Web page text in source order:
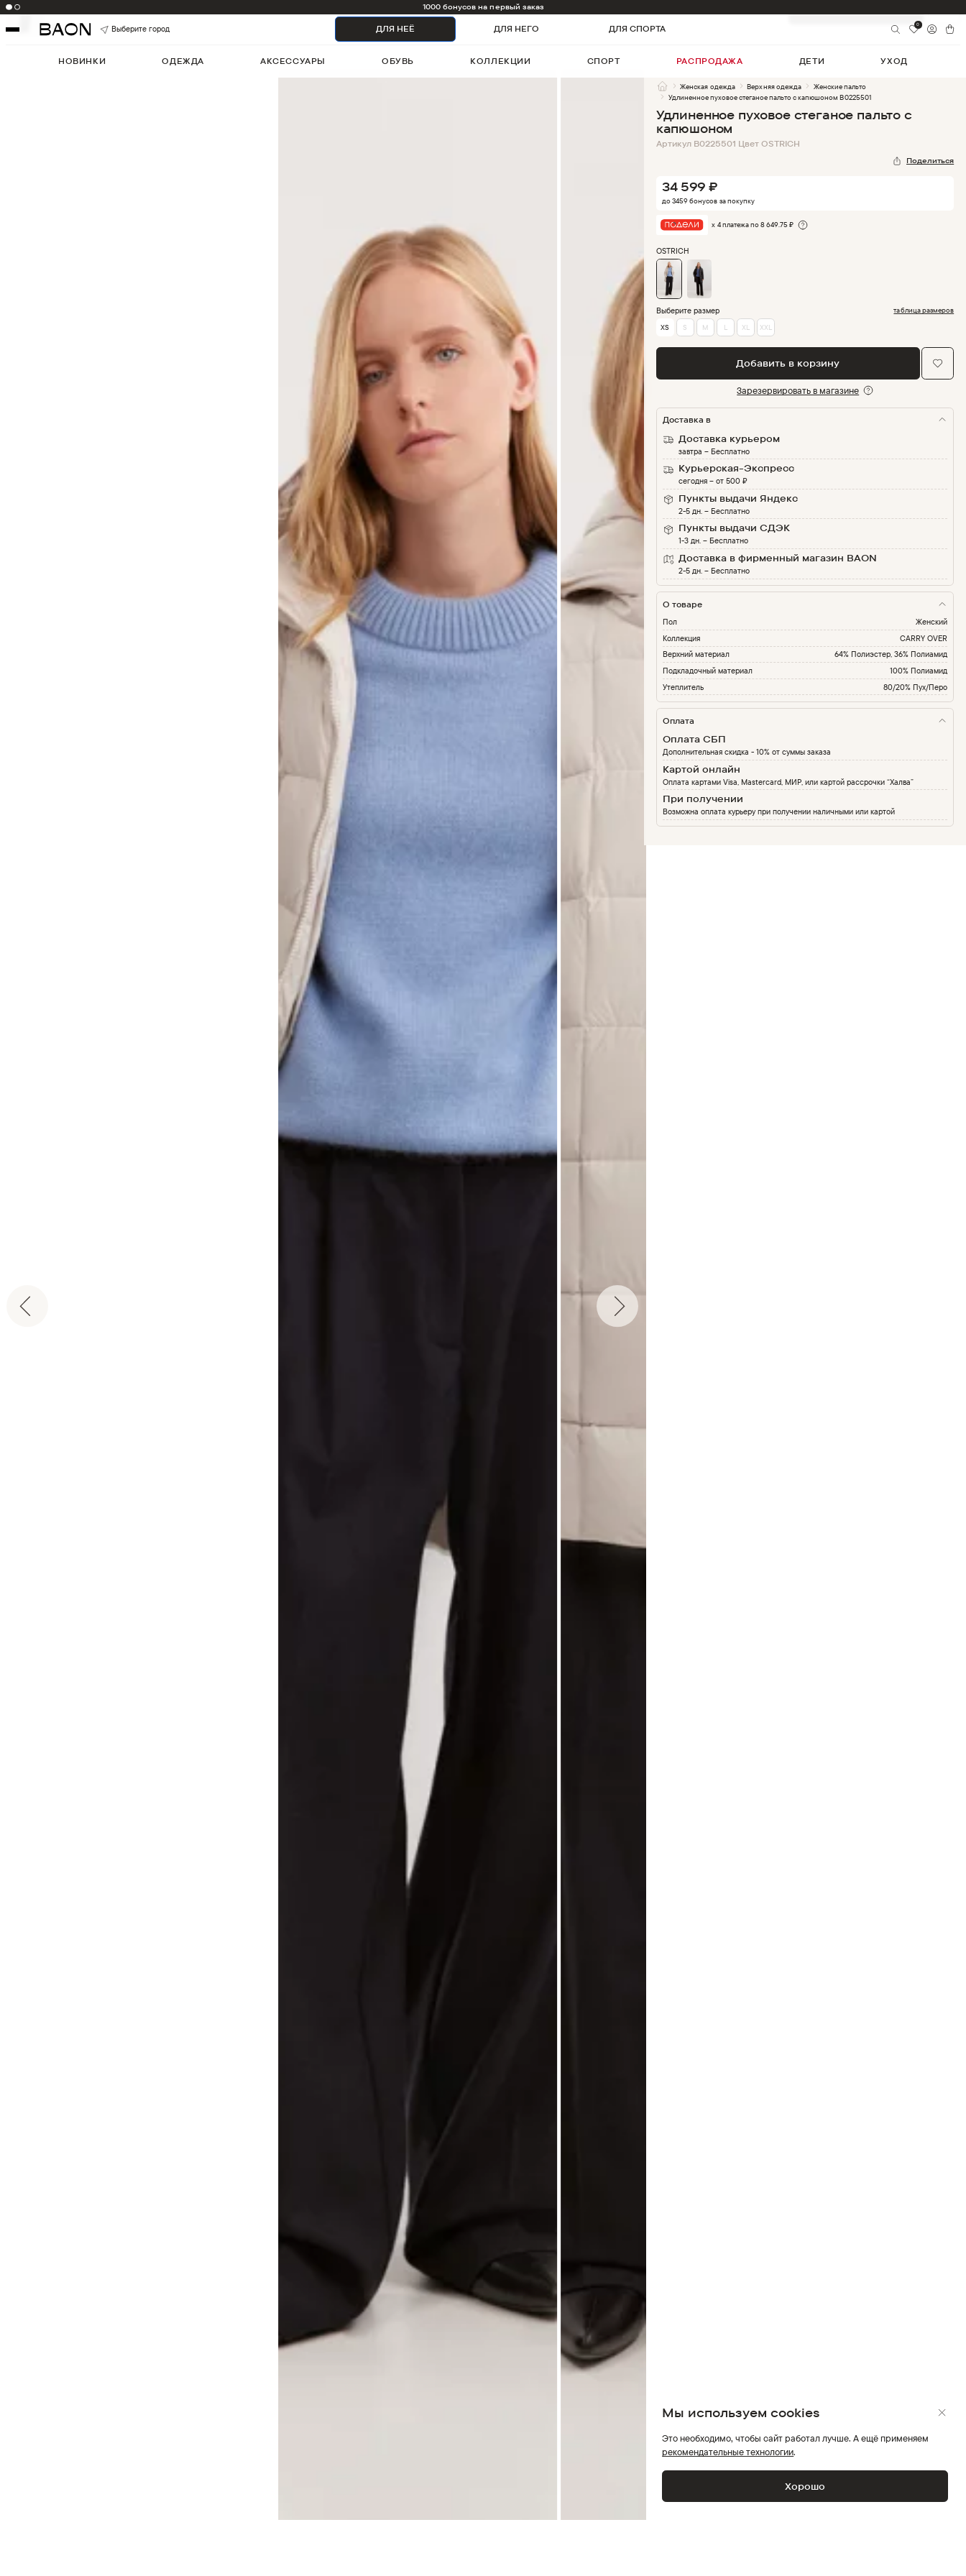
1000 бонусов на первый заказ
Выберите город ДЛЯ НЕЁ ДЛЯ НЕГО ДЛЯ СПОРТА 0
НОВИНКИ ОДЕЖДА АКСЕССУАРЫ ОБУВЬ КОЛЛЕКЦИИ СПОРТ РАСПРОДАЖА ДЕТИ УХОД
5
Женская одежда Верхняя одежда
Женские пальто
Удлиненное пуховое стеганое пальто с капюшоном B0225501
Удлиненное пуховое стеганое пальто с
капюшоном
Артикул B0225501 ЦветOSTRICH
Поделиться
34 599 ₽
до3459бонусов за покупку
х 4 платежа по8 649.75 ₽
OSTRICH
Выберите размер
таблица размеров
XS
S M L XL XXL
Добавить в корзину
Зарезервировать в магазине
Доставка в
Доставка курьером
завтра – Бесплатно
Курьерская-Экспресс
сегодня– от 500 ₽
Пункты выдачи Яндекс
2-5 дн. – Бесплатно
Пункты выдачи СДЭК
1-3 дн.– Бесплатно
Доставка в фирменный магазин BAON
2-5 дн.– Бесплатно
О товаре
Пол
Женский
Коллекция
CARRY OVER
Верхний материал
64% Полиэстер, 36% Полиамид
Подкладочный материал
100% Полиамид
Утеплитель
80/20% Пух/Перо
Оплата
Оплата СБП
Дополнительная скидка - 10% от суммы заказа
Картой онлайн
Оплата картами Visa, Mastercard, МИР, или картой рассрочки “Халва”
При получении
Возможна оплата курьеру при получении наличными или картой
Мы используем cookies
Это необходимо, чтобы сайт работал лучше. А ещё применяем
рекомендательные технологии.
Хорошо